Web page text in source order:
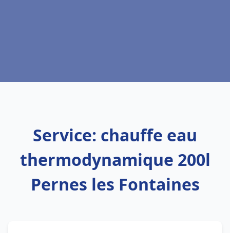
Service: chauffe eau
thermodynamique 200l
Pernes les Fontaines